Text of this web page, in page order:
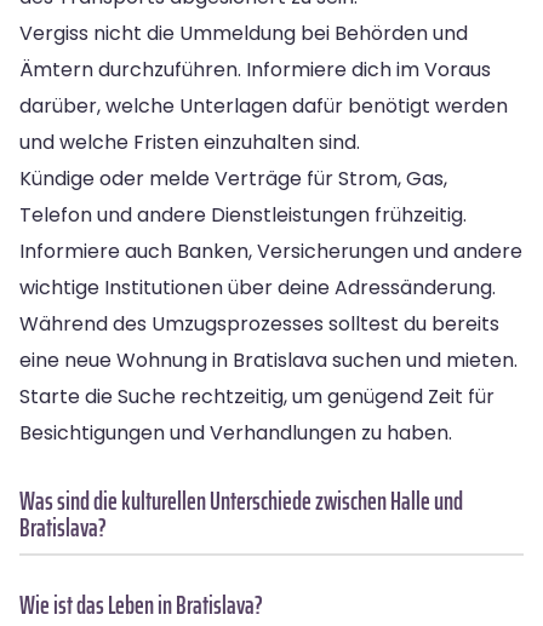
Vergiss nicht die Ummeldung bei Behörden und
Ämtern durchzuführen. Informiere dich im Voraus
darüber, welche Unterlagen dafür benötigt werden
und welche Fristen einzuhalten sind.
Kündige oder melde Verträge für Strom, Gas,
Telefon und andere Dienstleistungen frühzeitig.
Informiere auch Banken, Versicherungen und andere
wichtige Institutionen über deine Adressänderung.
Während des Umzugsprozesses solltest du bereits
eine neue Wohnung in Bratislava suchen und mieten.
Starte die Suche rechtzeitig, um genügend Zeit für
Besichtigungen und Verhandlungen zu haben.
Was sind die kulturellen Unterschiede zwischen Halle und
Bratislava?
Wie ist das Leben in Bratislava?